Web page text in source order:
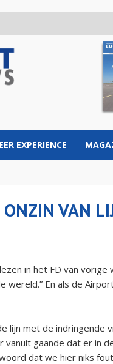
EXPERIENCE
VAN
in het FD van vorige
En als de
lijn met de indringende
vanuit gaande dat er in
dat we hier niks